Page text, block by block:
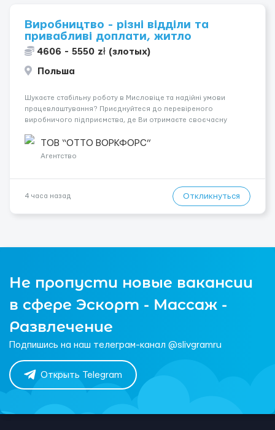
Виробництво - різні відділи та
привабливі доплати, житло
4606 - 5550 zł (злотых)
Польша
Шукаєте стабільну роботу в Мисловіце та надійні умови
працевлаштування? Приєднуйтеся до перевіреного
виробничого підприємства, де Ви отримаєте своєчасну
підібрати посаду відповідно до Ваших навичок
Локація: Мисловіце Форма пр...
ТОВ “ОТТО ВОРКФОРС”
Агентство
4 часа назад Откликнуться
Не пропусти новые вакансии
в сфере Эскорт - Массаж -
Развлечение
Подпишись на наш телеграм-канал @slivgramru
Открыть Telegram